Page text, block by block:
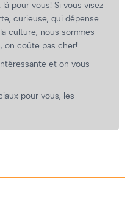
pour vous! Si vous visez
curieuse, qui dépense
la culture, nous sommes
on coûte pas cher!
et on vous
pour vous, les